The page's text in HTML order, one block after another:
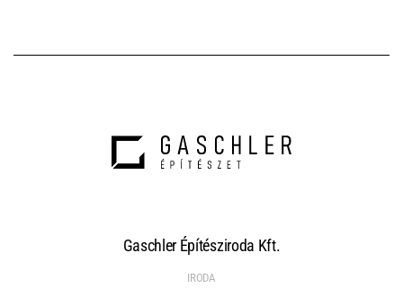
Gaschler Építésziroda Kft.
IRODA